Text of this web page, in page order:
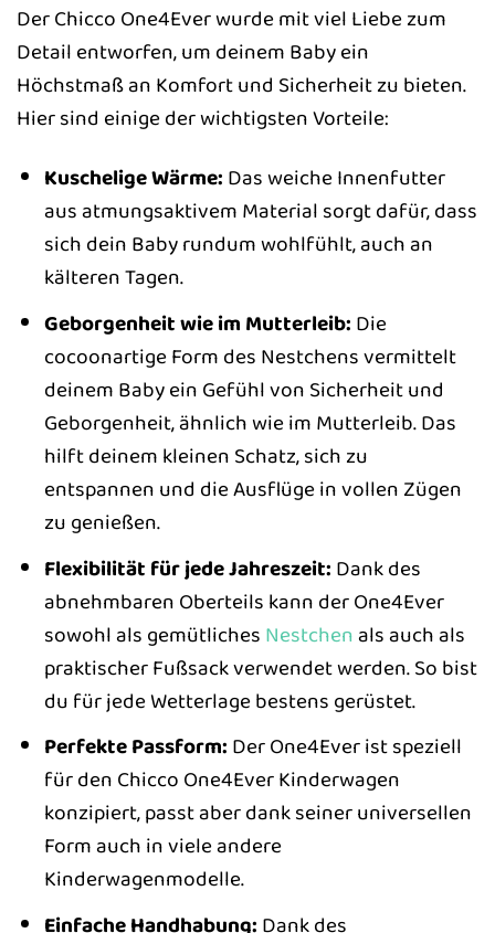
Der Chicco One4Ever wurde mit viel Liebe zum
Detail entworfen, um deinem Baby ein
Höchstmaß an Komfort und Sicherheit zu bieten.
Hier sind einige der wichtigsten Vorteile:
Kuschelige Wärme: Das weiche Innenfutter
aus atmungsaktivem Material sorgt dafür, dass
sich dein Baby rundum wohlfühlt, auch an
kälteren Tagen.
Geborgenheit wie im Mutterleib: Die
cocoonartige Form des Nestchens vermittelt
deinem Baby ein Gefühl von Sicherheit und
Geborgenheit, ähnlich wie im Mutterleib. Das
hilft deinem kleinen Schatz, sich zu
entspannen und die Ausflüge in vollen Zügen
zu genießen.
Flexibilität für jede Jahreszeit: Dank des
abnehmbaren Oberteils kann der One4Ever
sowohl als gemütliches Nestchenals auch als
praktischer Fußsack verwendet werden. So bist
du für jede Wetterlage bestens gerüstet.
Perfekte Passform: Der One4Ever ist speziell
für den Chicco One4Ever Kinderwagen
konzipiert, passt aber dank seiner universellen
Form auch in viele andere
Kinderwagenmodelle.
Einfache Handhabung: Dank des